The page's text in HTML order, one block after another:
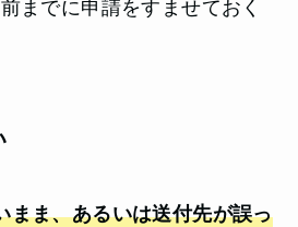
までに申請をすませておく
まま、あるいは送付先が誤っ